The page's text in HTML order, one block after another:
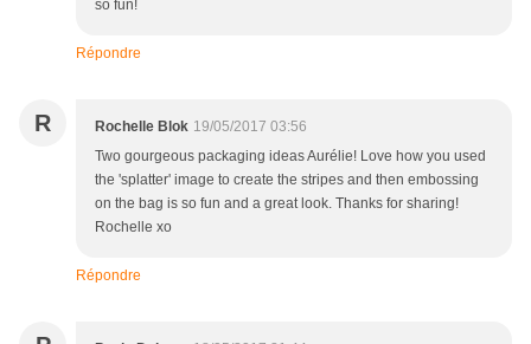
so fun!
Répondre
R Rochelle Blok 19/05/2017 03:56
Two gourgeous packaging ideas Aurélie! Love how you used
the 'splatter' image to create the stripes and then embossing
on the bag is so fun and a great look. Thanks for sharing!
Rochelle xo
Répondre